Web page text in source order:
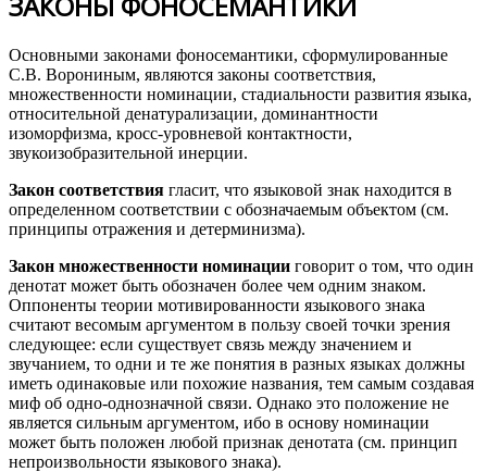
Основными законами фоносемантики, сформулированные
С.В. Ворониным, являются законы соответствия,
множественности номинации, стадиальности развития языка,
относительной денатурализации, доминантности
изоморфизма, кросс-уровневой контактности,
звукоизобразительной инерции.
Закон соответствия гласит, что языковой знак находится в
определенном соответствии с обозначаемым объектом (см.
принципы отражения и детерминизма).
Закон множественности номинации говорит о том, что один
денотат может быть обозначен более чем одним знаком.
Оппоненты теории мотивированности языкового знака
считают весомым аргументом в пользу своей точки зрения
следующее: если существует связь между значением и
звучанием, то одни и те же понятия в разных языках должны
иметь одинаковые или похожие названия, тем самым создавая
миф об одно-однозначной связи. Однако это положение не
является сильным аргументом, ибо в основу номинации
может быть положен любой признак денотата (см. принцип
непроизвольности языкового знака).